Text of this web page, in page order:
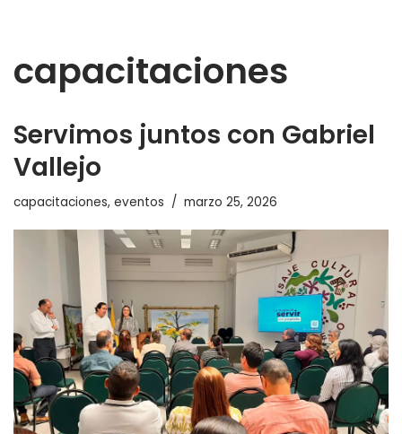
capacitaciones
Servimos juntos con Gabriel
Vallejo
capacitaciones, eventos marzo 25, 2026